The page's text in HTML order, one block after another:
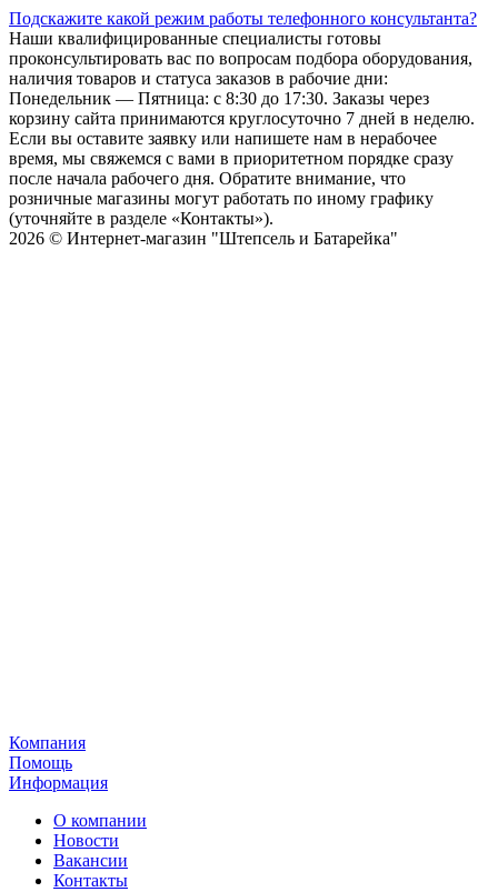
Подскажите какой режим работы телефонного консультанта?
Наши квалифицированные специалисты готовы
проконсультировать вас по вопросам подбора оборудования,
наличия товаров и статуса заказов в рабочие дни:
Понедельник — Пятница: с 8:30 до 17:30. Заказы через
корзину сайта принимаются круглосуточно 7 дней в неделю.
Если вы оставите заявку или напишете нам в нерабочее
время, мы свяжемся с вами в приоритетном порядке сразу
после начала рабочего дня. Обратите внимание, что
розничные магазины могут работать по иному графику
(уточняйте в разделе «Контакты»).
2026 © Интернет-магазин "Штепсель и Батарейка"
Компания
Помощь
Информация
О компании
Новости
Вакансии
Контакты